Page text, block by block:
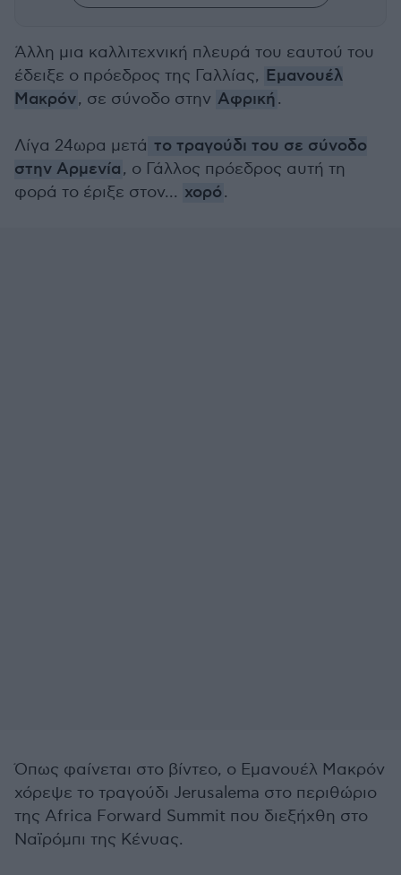
Άλλη μια καλλιτεχνική πλευρά του εαυτού του
έδειξε ο πρόεδρος της Γαλλίας, Εμανουέλ
Μακρόν, σε σύνοδο στην Αφρική.
Λίγα 24ωρα μετά το τραγούδι του σε σύνοδο
στην Αρμενία, ο Γάλλος πρόεδρος αυτή τη
φορά το έριξε στον... χορό.
Όπως φαίνεται στο βίντεο, ο Εμανουέλ Μακρόν
χόρεψε το τραγούδι Jerusalema στο περιθώριο
της Africa Forward Summit που διεξήχθη στο
Ναϊρόμπι της Κένυας.